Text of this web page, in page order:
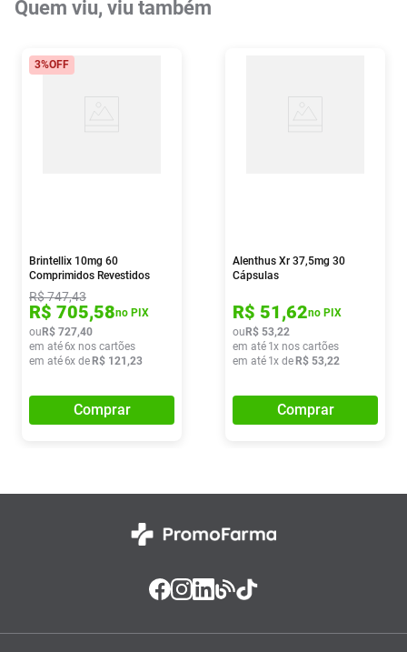
Quem viu, viu também
3%OFF
Brintellix 10mg 60
Comprimidos Revestidos
R$747,43
R$ 705,58no PIX
ou R$ 727,40
em até6x nos cartões
em até6x de R$ 121 ,23
Comprar
Alenthus Xr 37,5mg 30
Cápsulas
R$ 51,62no PIX
ou R$ 53,22
em até 1x nos cartões
em até 1x de R$ 53,22
Comprar